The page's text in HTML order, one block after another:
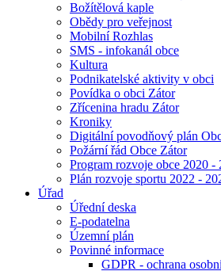
Božítělová kaple
Obědy pro veřejnost
Mobilní Rozhlas
SMS - infokanál obce
Kultura
Podnikatelské aktivity v obci
Povídka o obci Zátor
Zřícenina hradu Zátor
Kroniky
Digitální povodňový plán
Požární řád Obce Zátor
Program rozvoje obce 2020 -
Plán rozvoje sportu 2022 -
Úřad
Úřední deska
E-podatelna
Územní plán
Povinné informace
GDPR - ochrana